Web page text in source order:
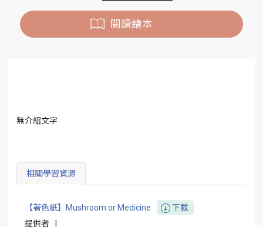
閱讀繪本
無介紹文字
相關學習資源
【著色紙】Mushroom or Medicine
下載
提供者